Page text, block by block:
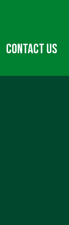
Contact us